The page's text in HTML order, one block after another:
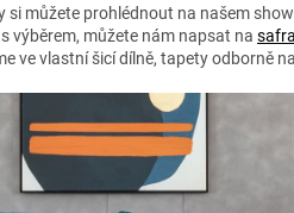
můžete prohlédnout na našem
výběrem, můžete nám napsat na
ve vlastní šicí dílně, tapety odborně